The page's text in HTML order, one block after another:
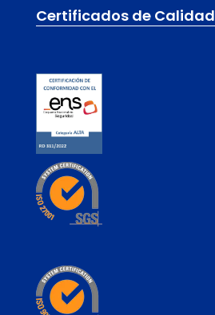
Certificados de Calidad